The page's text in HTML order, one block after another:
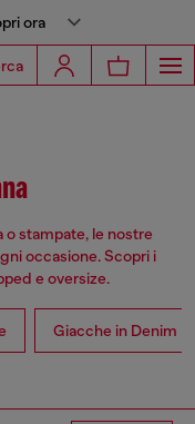
ora
o stampate, le nostre
occasione. Scopri i
e oversize.
Giacche in Denim